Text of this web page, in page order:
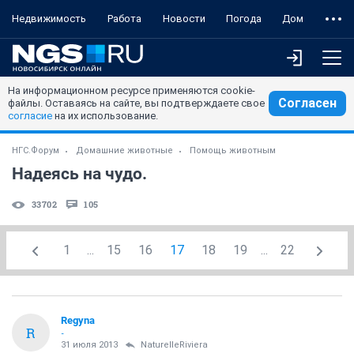
Недвижимость Работа Новости Погода Дом
На информационном ресурсе применяются cookie-
файлы. Оставаясь на сайте, вы подтверждаете свое
согласие на их использование.
Согласен
НГС.Форум Домашние животные Помощь животным
Надеясь на чудо.
33702 105
1 ... 15 16 17 18 19 ... 22
R
Regyna
-
31 июля 2013 NaturelleRiviera